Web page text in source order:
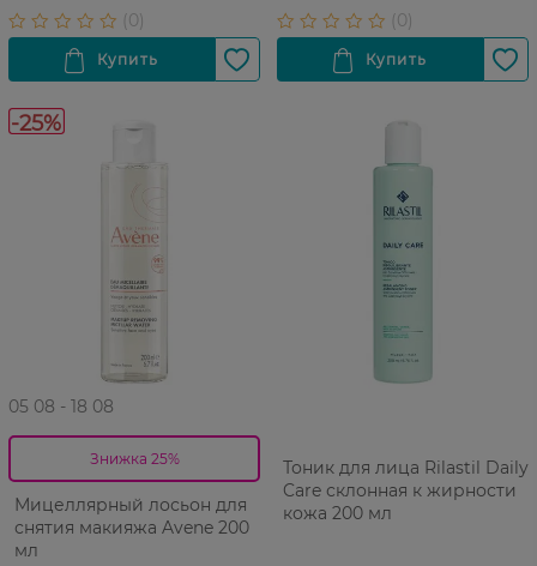
-25%
05 08 - 18 08
Знижка 25%
Мицеллярный лосьон для
снятия макияжа Avene 200
мл
Тоник для лица Rilastil Daily
Care склонная к жирности
кожа 200 мл